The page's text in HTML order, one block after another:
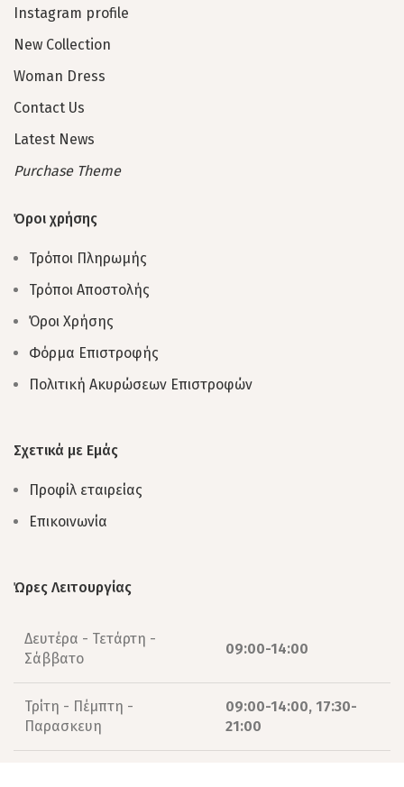
Instagram profile
New Collection
Woman Dress
Contact Us
Latest News
Purchase Theme
Όροι χρήσης
Τρόποι Πληρωμής
Τρόποι Αποστολής
Όροι Χρήσης
Φόρμα Επιστροφής
Πολιτική Ακυρώσεων Επιστροφών
Σχετικά με Εμάς
Προφίλ εταιρείας
Επικοινωνία
Ώρες Λειτουργίας
Δευτέρα - Τετάρτη -
Σάββατο
09:00-14:00
Τρίτη - Πέμπτη -
Παρασκευη
09:00-14:00, 17:30-
21:00